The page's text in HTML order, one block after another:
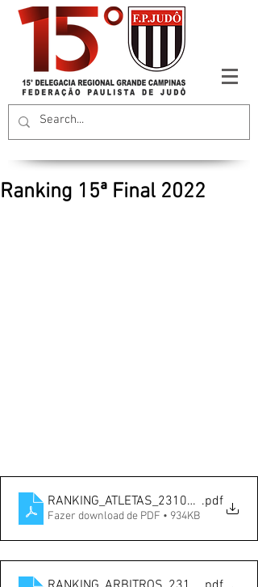
Ranking 15ª Final 2022
RANKING_ATLETAS_23102022
.pdf
Fazer download de PDF • 934KB